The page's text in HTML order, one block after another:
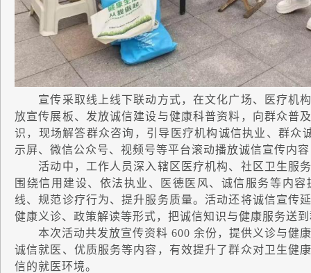
宣传采取线上线下联动方式，在文化广场、医疗机
放宣传展板、发放诚信建设与健康科普资料，向群众普
识，现场解答群众咨询，引导医疗机构诚信执业、群
示屏、微信公众号、视频号等平台滚动播放诚信宣传内
活动中，工作人员深入辖区医疗机构、社区卫生服
围绕信用建设、依法执业、医德医风、诚信服务等内
线、规范诊疗行为、提升服务质量。活动还将诚信宣传
健康义诊、政策解读等形式，把诚信知识与健康服务送
本次活动共发放宣传资料 600 余份，提供义诊与健
诚信就医、优质服务等内容，有效提升了群众对卫生健
信的就医环境。